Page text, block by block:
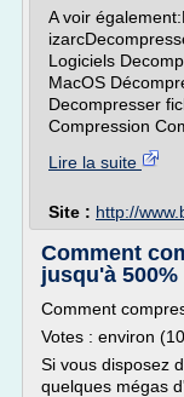
A voir
Logiciels
MacOS
Decompresser
Compression
Lire la suite
Site : http://
Comment
jusqu'à 500%
Comment
Votes : environ
Si vous disposez
quelques mégas